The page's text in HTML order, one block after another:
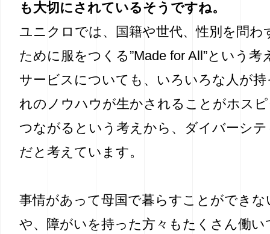
も大切にされているそうですね。
ユニクロでは、国籍や世代、性別を問わ
ために服をつくる”Made for All”という
サービスについても、いろいろな人が
れのノウハウが生かされることがホス
つながるという考えから、ダイバーシ
だと考えています。
事情があって母国で暮らすことができな
や、障がいを持った方々もたくさん働い